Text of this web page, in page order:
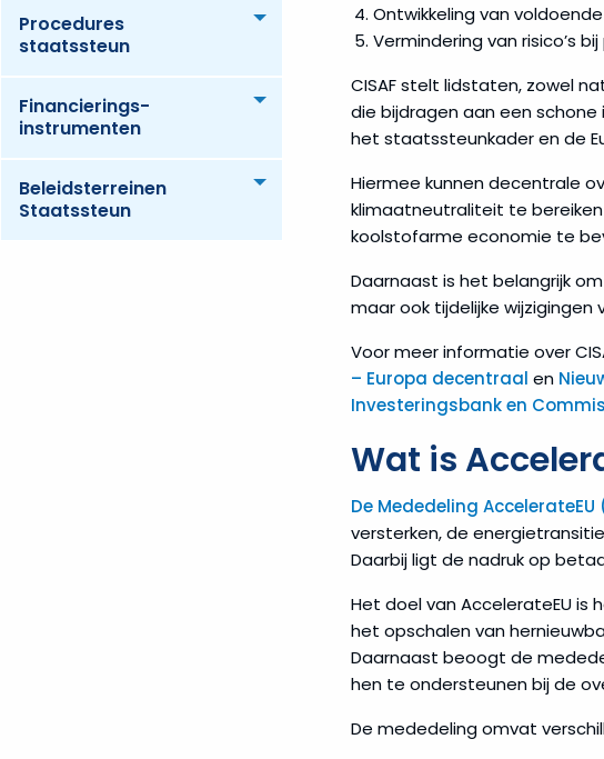
Procedures
staatssteun
Toggle menu
Financierings­
instrumenten
Toggle menu
Beleidsterreinen
Staatssteun
Toggle menu
Ontwikkeling van
Vermindering van risico’s
CISAF stelt lidstaten, zowel
die bijdragen aan een
het staatssteunkader en de
Hiermee kunnen decentrale
klimaatneutraliteit te
koolstofarme economie te
Daarnaast is het belangrijk
maar ook tijdelijke wijzigingen
Voor meer informatie over
– Europa decentraal en
Investeringsbank en
Wat is
De Mededeling
versterken, de
Daarbij ligt de nadruk op
Het doel van AccelerateEU is
het opschalen van
Daarnaast beoogt de
hen te ondersteunen bij de
De mededeling omvat